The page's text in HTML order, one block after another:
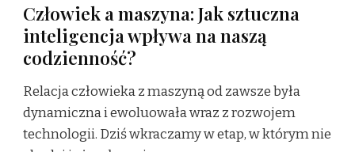
Człowiek a maszyna: Jak sztuczna
inteligencja wpływa na naszą
codzienność?
Relacja człowieka z maszyną od zawsze była
dynamiczna i ewoluowała wraz z rozwojem
technologii. Dziś wkraczamy w etap, w którym nie